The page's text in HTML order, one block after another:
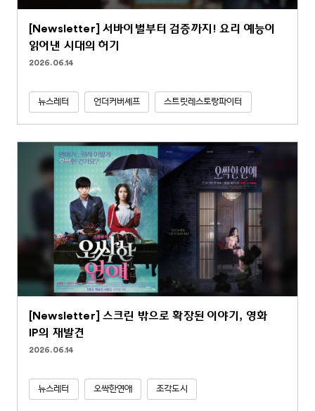
[Newsletter] 서바이벌부터 검증까지! 요리 예능이
읽어낸 시대의 허기
2026.06.14
뉴스레터 언더커버셰프 스트릿레스토랑파이터
[Newsletter] 스크린 밖으로 확장된 이야기, 영화
IP의 재발견
2026.06.14
뉴스레터 오싹한연애 조각도시